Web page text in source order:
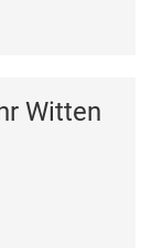
Witten